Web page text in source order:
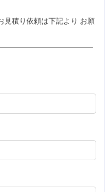
見積り依頼は下記より お願